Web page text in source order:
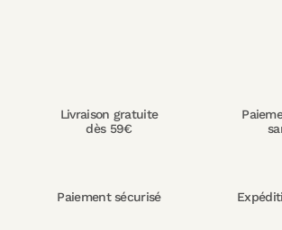
Livraison gratuite
dès 59€
Paiement sécurisé